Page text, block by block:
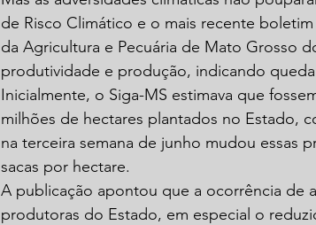
de Risco Climático e o mais recente
da Agricultura e Pecuária de Mato Grosso
produtividade e produção, indicando
Inicialmente, o Siga-MS estimava que
milhões de hectares plantados no Estado,
na terceira semana de junho mudou essas
sacas por hectare.
A publicação apontou que a ocorrência de
produtoras do Estado, em especial o